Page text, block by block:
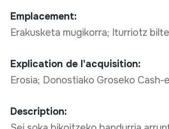
Emplacement:
Erakusketa mugikorra; Iturriotz
Explication de l'acquisition:
Erosia; Donostiako Groseko Cash-
Description: